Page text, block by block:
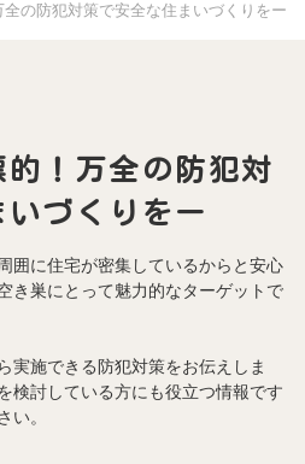
の防犯対策で安全な住まいづくりをー
！万全の防犯対
づくりをー
囲に住宅が密集しているからと安心
き巣にとって魅力的なターゲットで
実施できる防犯対策をお伝えしま
検討している方にも役立つ情報です
い。